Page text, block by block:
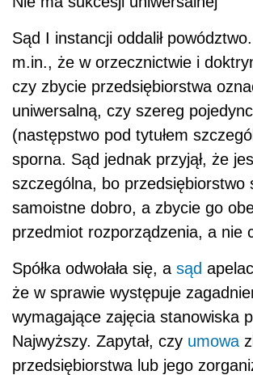
Sąd I instancji oddalił
m.in., że w orzecznictwie i
czy zbycie przedsiębiorstwa
uniwersalną, czy szereg
(następstwo pod tytułem
sporna. Sąd jednak przyjął, że
szczególna, bo przedsiębiorstwo
samoistne dobro, a zbycie go
przedmiot rozporządzenia, a nie
Spółka odwołała się, a sąd
że w sprawie występuje
wymagające zajęcia stanowiska
Najwyższy. Zapytał, czy umowa
przedsiębiorstwa lub jego